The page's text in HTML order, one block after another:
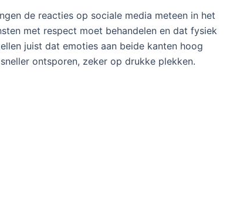
de reacties op sociale media meteen in het
met respect moet behandelen en dat fysiek
juist dat emoties aan beide kanten hoog
ontsporen, zeker op drukke plekken.